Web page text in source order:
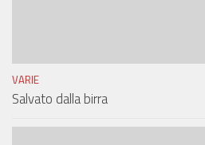
VARIE
Salvato dalla birra